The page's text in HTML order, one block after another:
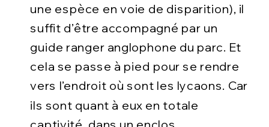
une espèce en voie de disparition), il
suffit d’être accompagné par un
guide ranger anglophone du parc. Et
cela se passe à pied pour se rendre
vers l’endroit où sont les lycaons. Car
ils sont quant à eux en totale